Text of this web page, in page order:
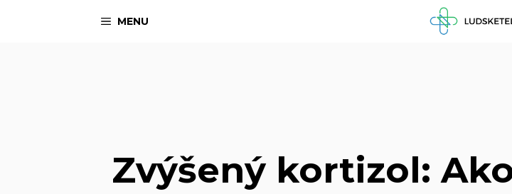
MENU
Zvýšený kortizol: